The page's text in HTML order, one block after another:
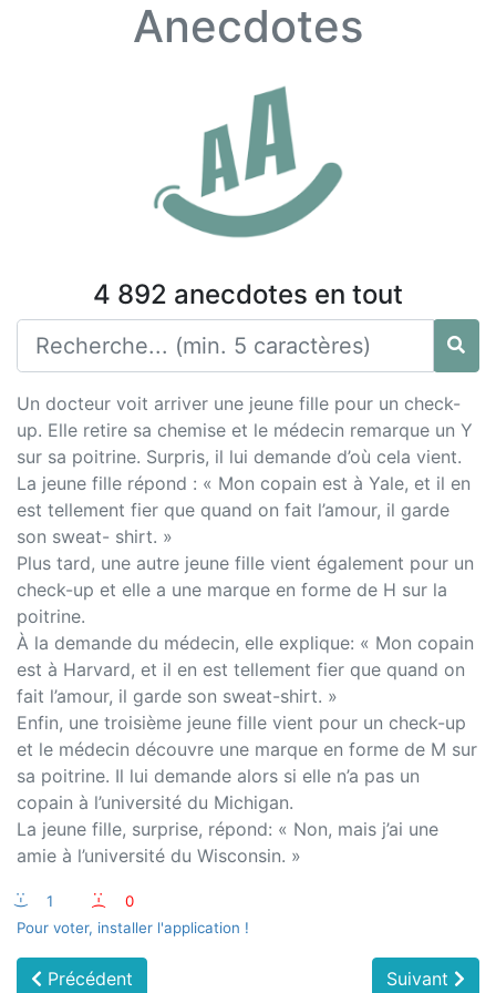
Anecdotes
4 892 anecdotes en tout
Un docteur voit arriver une jeune fille pour un check-
up. Elle retire sa chemise et le médecin remarque un Y
sur sa poitrine. Surpris, il lui demande d’où cela vient.
La jeune fille répond : « Mon copain est à Yale, et il en
est tellement fier que quand on fait l’amour, il garde
son sweat- shirt. »
Plus tard, une autre jeune fille vient également pour un
check-up et elle a une marque en forme de H sur la
poitrine.
À la demande du médecin, elle explique: « Mon copain
est à Harvard, et il en est tellement fier que quand on
fait l’amour, il garde son sweat-shirt. »
Enfin, une troisième jeune fille vient pour un check-up
et le médecin découvre une marque en forme de M sur
sa poitrine. Il lui demande alors si elle n’a pas un
copain à l’université du Michigan.
La jeune fille, surprise, répond: « Non, mais j’ai une
amie à l’université du Wisconsin. »
:-) 1 :-(
0
Pour voter, installer l'application !
Précédent Suivant